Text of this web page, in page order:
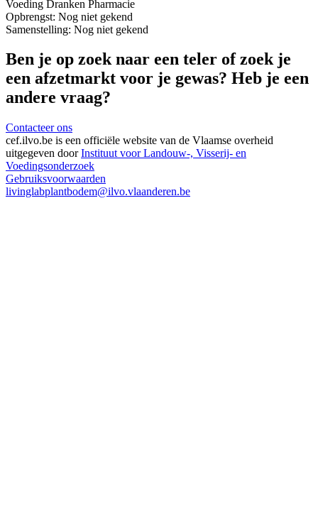
Voeding Dranken Pharmacie
Opbrengst: Nog niet gekend
Samenstelling: Nog niet gekend
Ben je op zoek naar een teler of zoek je
een afzetmarkt voor je gewas? Heb je een
andere vraag?
Contacteer ons
cef.ilvo.be is een officiële website van de Vlaamse overheid
uitgegeven doorInstituut voor Landouw-, Visserij- en
Voedingsonderzoek
Gebruiksvoorwaarden
livinglabplantbodem@ilvo.vlaanderen.be